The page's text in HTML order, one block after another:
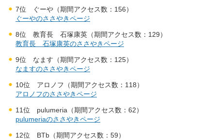
7位 ぐーや（期間アクセス数：156）
ぐーやのささやきページ
8位 教育長 石塚康英（期間アクセス数：129）
教育長 石塚康英のささやきページ
9位 なます（期間アクセス数：125）
なますのささやきページ
10位 アロノフ（期間アクセス数：118）
アロノフのささやきページ
11位 pulumeria（期間アクセス数：62）
pulumeriaのささやきページ
12位 BTb（期間アクセス数：59）